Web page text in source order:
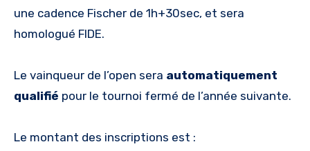
une cadence Fischer de 1h+30sec, et sera
homologué FIDE.
Le vainqueur de l’open sera automatiquement
qualifié pour le tournoi fermé de l’année suivante.
Le montant des inscriptions est :